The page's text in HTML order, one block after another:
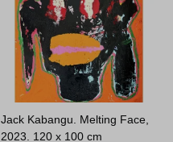
Jack Kabangu. Melting Face,
2023. 120 x 100 cm